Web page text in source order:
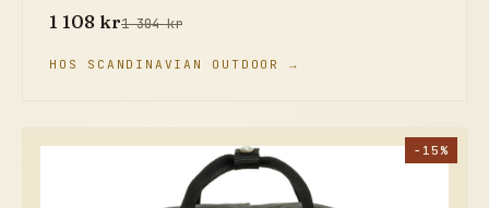
1 108 kr1 304 kr
HOS SCANDINAVIAN OUTDOOR →
−15%